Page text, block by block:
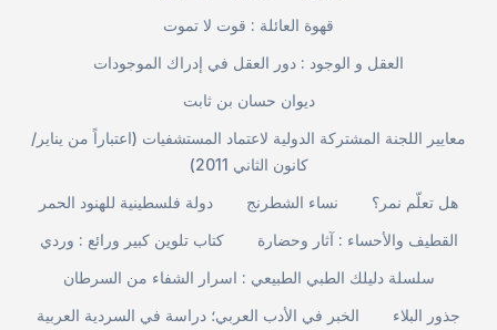
قهوة العائلة : قوت لا تموت
العقل و الوجود : دور العقل في إدراك الموجودات
ديوان حسان بن ثابت
معايير اللجنة المشتركة الدولية لاعتماد المستشفيات (اعتباراً من يناير/
كانون الثاني 2011)
دولة فلسطينية للهنود الحمر
نساء الشطرنج
هل تعلّم نمر؟
كتاب تلوين كبير ورائع : وردي
القطيف والأحساء : آثار وحضارة
سلسلة دليلك الطبي الطبيعي : اسرار الشفاء من السرطان
الخبر في الأدب العربي؛ دراسة في السردية العربية
جذور البلاء